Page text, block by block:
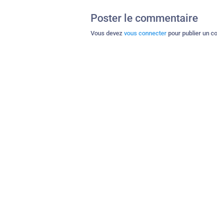
Poster le commentaire
Vous devez vous connecter pour publier un